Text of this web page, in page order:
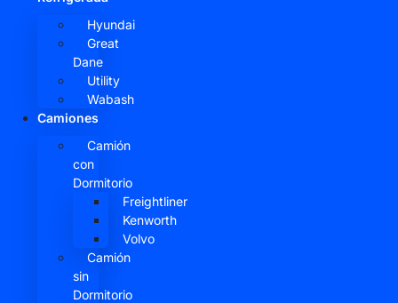
Hyundai
Great
Dane
Utility
Wabash
Camiones
Camión
con
Dormitorio
Freightliner
Kenworth
Volvo
Camión
sin
Dormitorio